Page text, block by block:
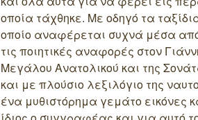
οποία τάχθηκε. Με οδηγό τα
οποίο αναφέρεται συχνά μέσα
τις ποιητικές αναφορές στον
Μεγάλου Ανατολικού και της
και με πλούσιο λεξιλόγιο της
ένα μυθιστόρημα γεμάτο εικόνες